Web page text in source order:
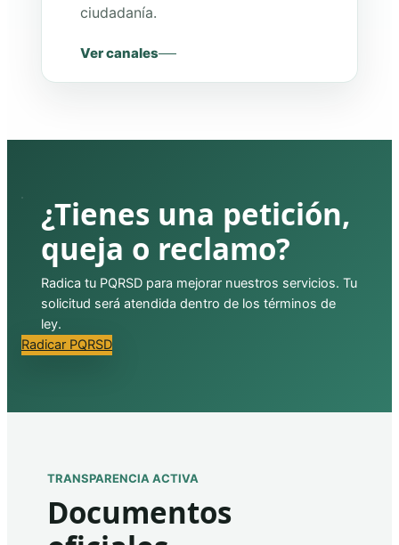
ciudadanía.
Ver canales
¿Tienes una petición,
queja o reclamo?
Radica tu PQRSD para mejorar nuestros servicios. Tu
solicitud será atendida dentro de los términos de
ley.
Radicar PQRSD
TRANSPARENCIA ACTIVA
Documentos